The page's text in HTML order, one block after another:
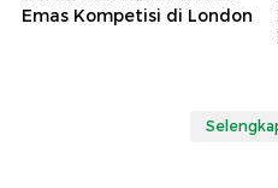
Emas Kompetisi di London